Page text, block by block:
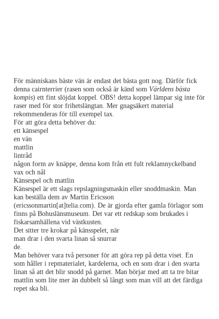
För människans bäste vän är endast det bästa gott nog. Därför fick
denna cairnterrier (rasen som också är känd som Världens bästa
kompis) ett fint slöjdat koppel. OBS! detta koppel lämpar sig inte för
raser med för stor frihetslängtan. Mer gnagsäkert material
rekommenderas för till exempel tax.
För att göra detta behöver du:
ett känsespel
en vän
mattlin
lintråd
någon form av knäppe, denna kom från ett fult reklamnyckelband
vax och nål
Känsespel och mattlin
Känsespel är ett slags repslagningsmaskin eller snoddmaskin. Man
kan beställa dem av Martin Ericsson
(ericssonmartin[at]telia.com). De är gjorda efter gamla förlagor som
finns på Bohuslänsmuseum. Det var ett redskap som brukades i
fiskarsamhällena vid västkusten.
Det sitter tre krokar på känsspelet, när
man drar i den svarta linan så snurrar
de.
Man behöver vara två personer för att göra rep på detta viset. En
som håller i repmaterialet, kardelerna, och en som drar i den svarta
linan så att det blir snodd på garnet. Man börjar med att ta tre bitar
mattlin som lite mer än dubbelt så långt som man vill att det färdiga
repet ska bli.